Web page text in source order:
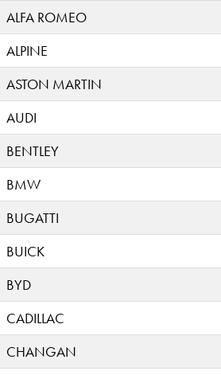
ALFA ROMEO
ALPINE
ASTON MARTIN
AUDI
BENTLEY
BMW
BUGATTI
BUICK
BYD
CADILLAC
CHANGAN